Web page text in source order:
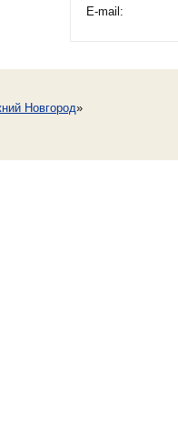
E-mail:
Новгород»